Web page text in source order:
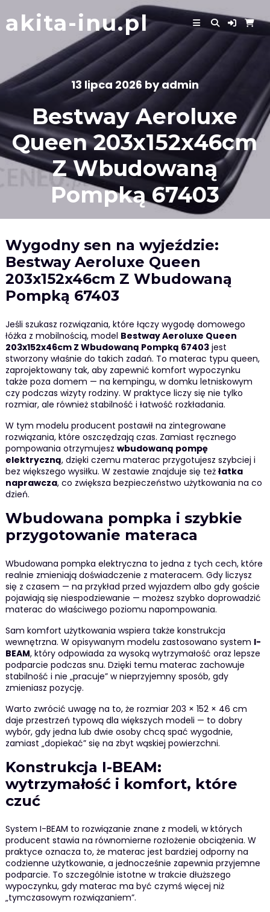
to
content
akita-inu.pl
13 lipca 2026 byadmin
Bestway Aeroluxe
Queen 203x152x46cm
Z Wbudowaną
Pompką 67403
Wygodny sen na wyjeździe:
Bestway Aeroluxe Queen
203x152x46cm Z Wbudowaną
Pompką 67403
Jeśli szukasz rozwiązania, które łączy wygodę domowego
łóżka z mobilnością, model Bestway Aeroluxe Queen
203x152x46cm Z Wbudowaną Pompką 67403jest
stworzony właśnie do takich zadań. To materac typu queen,
zaprojektowany tak, aby zapewnić komfort wypoczynku
także poza domem — na kempingu, w domku letniskowym
czy podczas wizyty rodziny. W praktyce liczy się nie tylko
rozmiar, ale również stabilność i łatwość rozkładania.
W tym modelu producent postawił na zintegrowane
rozwiązania, które oszczędzają czas. Zamiast ręcznego
pompowania otrzymujesz wbudowaną pompę
elektryczną, dzięki czemu materac przygotujesz szybciej i
bez większego wysiłku. W zestawie znajduje się też łatka
naprawcza, co zwiększa bezpieczeństwo użytkowania na co
dzień.
Wbudowana pompka i szybkie
przygotowanie materaca
Wbudowana pompka elektryczna to jedna z tych cech, które
realnie zmieniają doświadczenie z materacem. Gdy liczysz
się z czasem — na przykład przed wyjazdem albo gdy goście
pojawiają się niespodziewanie — możesz szybko doprowadzić
materac do właściwego poziomu napompowania.
Sam komfort użytkowania wspiera także konstrukcja
wewnętrzna. W opisywanym modelu zastosowano system I-
BEAM, który odpowiada za wysoką wytrzymałość oraz lepsze
podparcie podczas snu. Dzięki temu materac zachowuje
stabilność i nie „pracuje” w nieprzyjemny sposób, gdy
zmieniasz pozycję.
Warto zwrócić uwagę na to, że rozmiar 203 × 152 × 46 cm
daje przestrzeń typową dla większych modeli — to dobry
wybór, gdy jedna lub dwie osoby chcą spać wygodnie,
zamiast „dopiekać” się na zbyt wąskiej powierzchni.
Konstrukcja I-BEAM:
wytrzymałość i komfort, które
czuć
System I-BEAM to rozwiązanie znane z modeli, w których
producent stawia na równomierne rozłożenie obciążenia. W
praktyce oznacza to, że materac jest bardziej odporny na
codzienne użytkowanie, a jednocześnie zapewnia przyjemne
podparcie. To szczególnie istotne w trakcie dłuższego
wypoczynku, gdy materac ma być czymś więcej niż
„tymczasowym rozwiązaniem”.